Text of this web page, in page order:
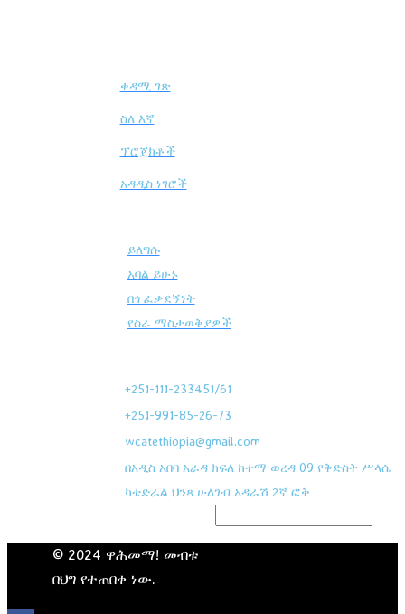
ቀዳሚ ገጽ
ስለ እኛ
ፕሮጀክቶች
አዳዲስ ነገሮች
ይለግሱ
አባል ይሁኑ
በጎ ፈቃደኝነት
የስራ ማስታወቅያዎች
+251-111-233451/61
+251-991-85-26-73
wcatethiopia@gmail.com
በአዲስ አበባ አራዳ ክፍለ ከተማ ወረዳ 09 የቅድስት ሥላሴ
ካቴድራል ህንጻ ሁለገብ አዳራሽ 2ኛ ፎቅ
© 2024 ዋሕመማ! መብቱ
በህግ የተጠበቀ ነው.